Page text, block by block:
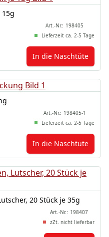
15g
Art.-Nr.: 198405
Lieferzeit ca. 2-5 Tage
In die Naschtüte
Art.-Nr.: 198405-1
Lieferzeit ca. 2-5 Tage
In die Naschtüte
20 Stück je 35g
Art.-Nr.: 198407
zZt. nicht lieferbar